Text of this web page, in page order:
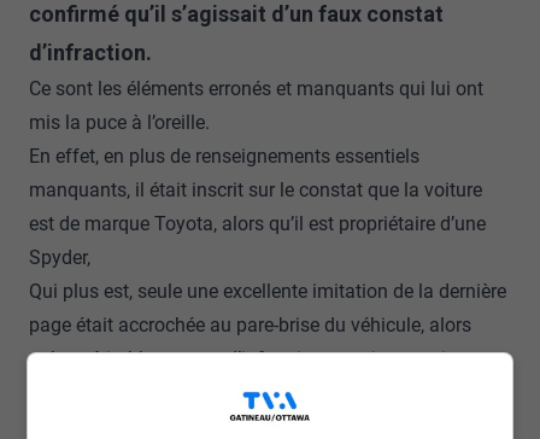
confirmé qu’il s’agissait d’un faux constat
d’infraction.
Ce sont les éléments erronés et manquants qui lui ont
mis la puce à l’oreille.
En effet, en plus de renseignements essentiels
manquants, il était inscrit sur le constat que la voiture
est de marque Toyota, alors qu’il est propriétaire d’une
Spyder,
Qui plus est, seule une excellente imitation de la dernière
page était accrochée au pare-brise du véhicule, alors
qu’un véritable constat d’infraction a toujours trois
pages : la première en français avec tous les détails
concernant l’infraction, la deuxième en anglais (une